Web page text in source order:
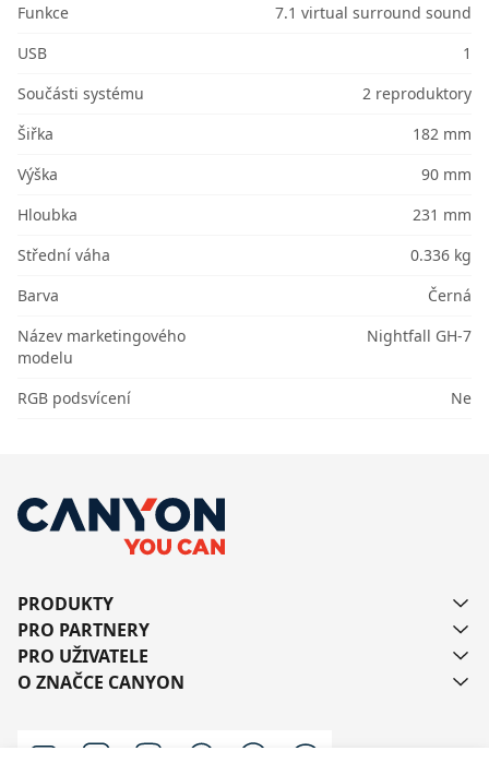
Funkce
7.1 virtual surround sound
USB
1
Součásti systému
2 reproduktory
Šiřka
182 mm
Výška
90 mm
Hloubka
231 mm
Střední váha
0.336 kg
Barva
Černá
Název marketingového
modelu
Nightfall GH-7
RGB podsvícení Ne
PRODUKTY
PRO PARTNERY
PRO UŽIVATELE
O ZNAČCE CANYON